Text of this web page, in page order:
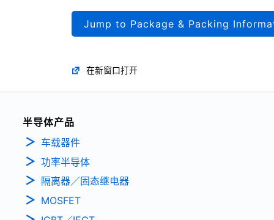
Jump to Package & Packing
在新窗口打开
半导体产品
车载器件
功率半导体
隔离器／固态继电器
MOSFET